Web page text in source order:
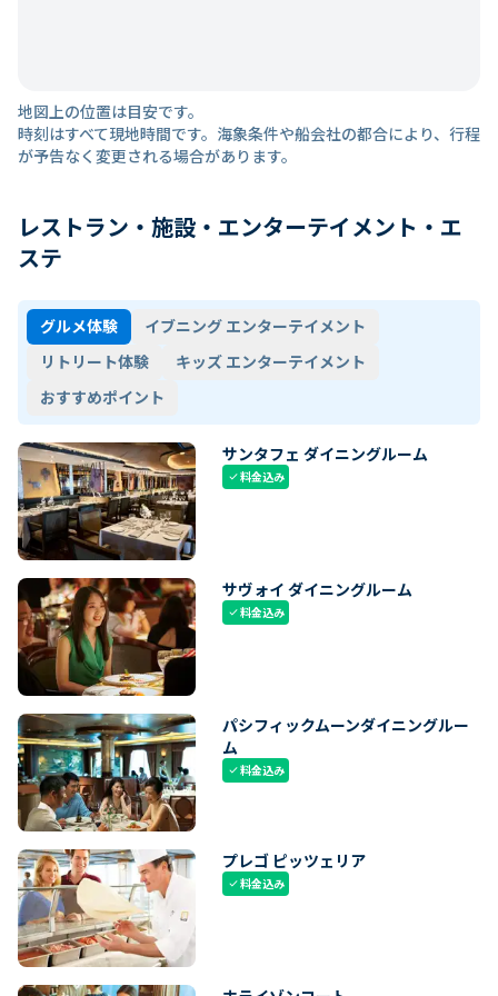
地図上の位置は目安です。
時刻はすべて現地時間です。海象条件や船会社の都合により、行程
が予告なく変更される場合があります。
レストラン・施設・エンターテイメント・エ
ステ
グルメ体験
イブニング エンターテイメント
リトリート体験
キッズ エンターテイメント
おすすめポイント
サンタフェ ダイニングルーム
check料金込み
サヴォイ ダイニングルーム
check料金込み
パシフィックムーンダイニングルー
ム
check料金込み
プレゴ ピッツェリア
check料金込み